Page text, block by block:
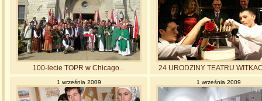
100-lecie TOPR w Chicago... 24 URODZINY TEATRU
1 września 2009 1 września 2009